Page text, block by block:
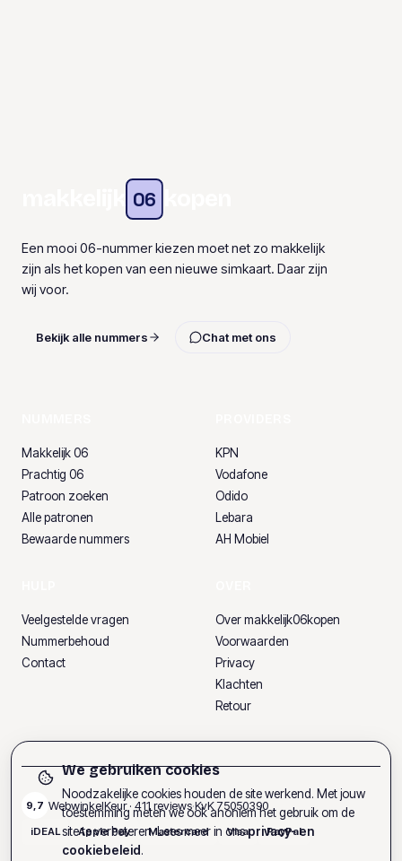
06
Een mooi 06-nummer kiezen moet net zo makkelijk
zijn als het kopen van een nieuwe simkaart. Daar zijn
wij voor.
Bekijk alle nummers Chat met ons
Makkelijk 06
Prachtig 06
Patroon zoeken
Alle patronen
Bewaarde nummers
KPN
Vodafone
Odido
Lebara
AH Mobiel
Veelgestelde vragen
Nummerbehoud
Contact
Over makkelijk06kopen
Voorwaarden
Privacy
Klachten
Retour
9,7 WebwinkelKeur · 411reviews·KvK75050390
iDEAL Apple Pay Mastercard Visa PayPal
We gebruiken cookies
Noodzakelijke cookies houden de site werkend. Met jouw
toestemming meten we ook anoniem het gebruik om de
site te verbeteren. Lees meer in onsprivacy- en
cookiebeleid.